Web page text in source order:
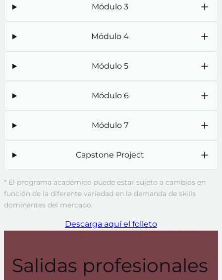
Módulo 3
Módulo 4
Módulo 5
Módulo 6
Módulo 7
Capstone Project
* El programa académico puede estar sujeto a cambios en
función de la diferente variedad en la demanda de skills
dominantes del mercado.
Descarga aquí el folleto
Salidas profesionales